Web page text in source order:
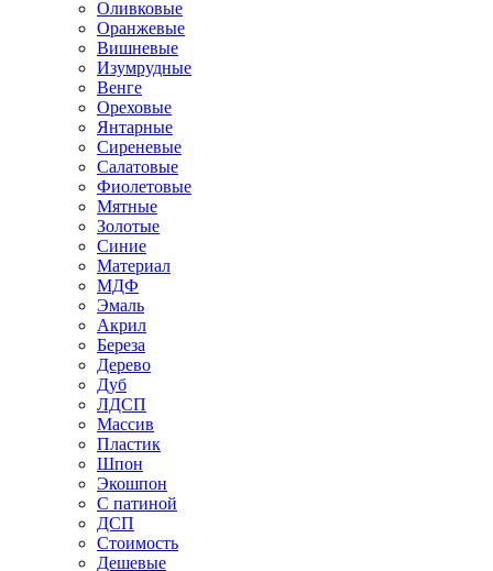
Оливковые
Оранжевые
Вишневые
Изумрудные
Венге
Ореховые
Янтарные
Сиреневые
Салатовые
Фиолетовые
Мятные
Золотые
Синие
Материал
МДФ
Эмаль
Акрил
Береза
Дерево
Дуб
ЛДСП
Массив
Пластик
Шпон
Экошпон
С патиной
ДСП
Стоимость
Дешевые